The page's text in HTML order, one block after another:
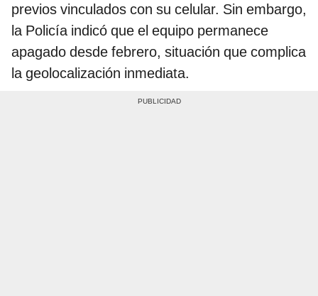
previos vinculados con su celular. Sin embargo,
la Policía indicó que el equipo permanece
apagado desde febrero, situación que complica
la geolocalización inmediata.